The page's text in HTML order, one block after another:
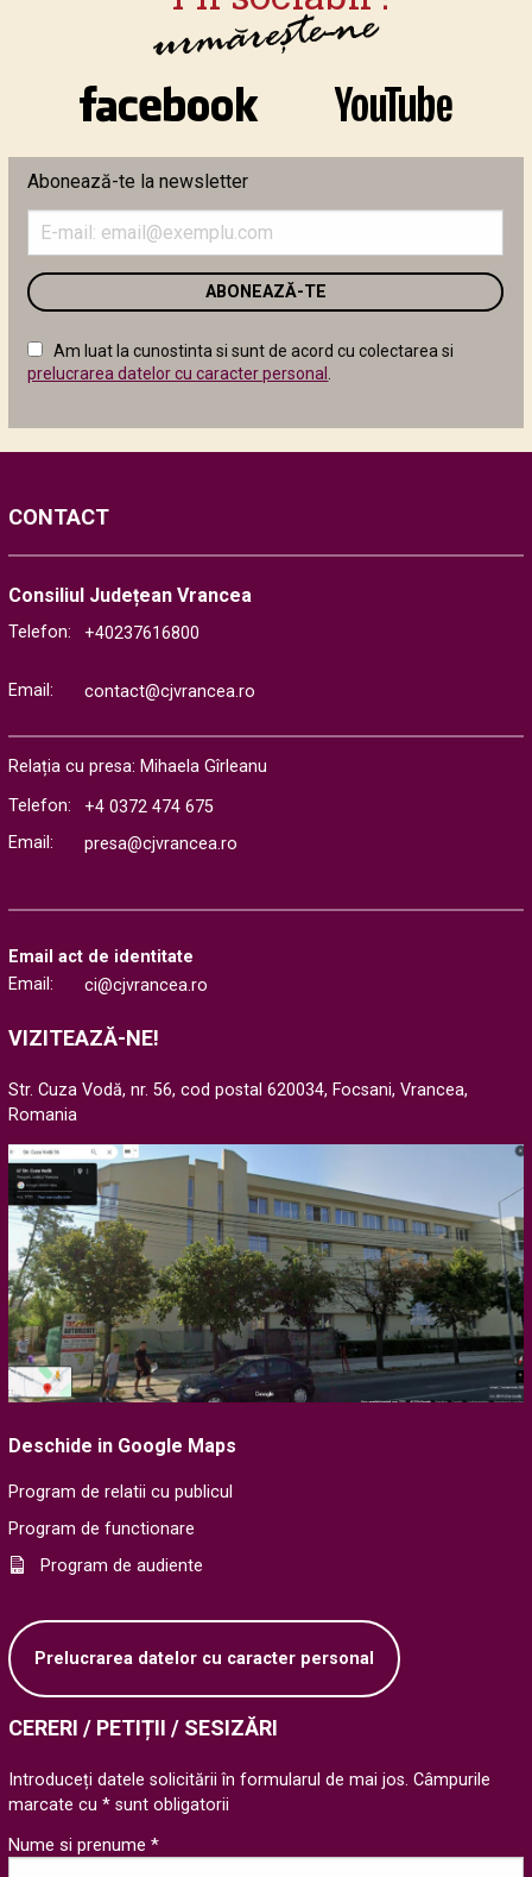
Abonează-te la newsletter
adresa
email
în
următor
Am luat la cunostinta si sunt de acord cu colectarea si
prelucrarea datelor cu caracter personal .
CONTACT
Consiliul Județean Vrancea
Telefon: +40237616800
Email: contact@cjvrancea.ro
Relația cu presa: Mihaela Gîrleanu
Telefon:
+4 0372 474 675
Email:
presa@cjvrancea.ro
Email act de identitate
Email:
ci@cjvrancea.ro
VIZITEAZĂ-NE!
Str. Cuza Vodă, nr. 56, cod postal 620034, Focsani, Vrancea,
Romania
Deschide in Google Maps
Program de relatii cu publicul
Program de functionare
Program de audiente
Prelucrarea datelor cu caracter personal
CERERI / PETIȚII / SESIZĂRI
Introduceți datele solicitării în formularul de mai jos. Câmpurile
marcate cu * sunt obligatorii
Nume si prenume *